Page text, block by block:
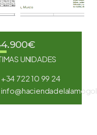
UNIDADES
+34 722 10 99 24